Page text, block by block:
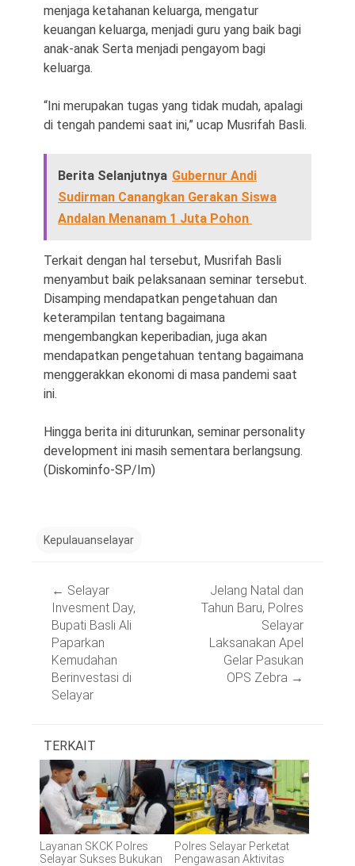
menjaga ketahanan keluarga, mengatur
keuangan keluarga, menjadi guru yang baik bagi
anak-anak Serta menjadi pengayom bagi
keluarga.
“Ini merupakan tugas yang tidak mudah, apalagi
di tengah pandemi saat ini,” ucap Musrifah Basli.
Berita Selanjutnya Gubernur Andi
Sudirman Canangkan Gerakan Siswa
Andalan Menanam 1 Juta Pohon
Terkait dengan hal tersebut, Musrifah Basli
menyambut baik pelaksanaan seminar tersebut.
Disamping mendapatkan pengetahuan dan
keterampilan tentang bagaimana
mengembangkan keperibadian, juga akan
mendapatkan pengetahuan tentang bagaimana
menggerakkan ekonomi di masa pandemi saat
ini.
Hingga berita ini diturunkan, seminar personality
development ini masih sementara berlangsung.
(Diskominfo-SP/Im)
Kepulauanselayar
navigation
← Selayar
Invesment Day,
Bupati Basli Ali
Paparkan
Kemudahan
Berinvestasi di
Selayar
Jelang Natal dan
Tahun Baru, Polres
Selayar
Laksanakan Apel
Gelar Pasukan
OPS Zebra →
TERKAIT
Layanan SKCK Polres
Selayar Sukses Bukukan
Polres Selayar Perketat
Pengawasan Aktivitas